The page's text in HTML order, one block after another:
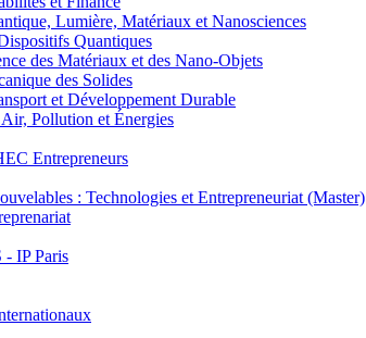
Lumière, Matériaux et Nanosciences
Quantiques
des Matériaux et des Nano-Objets
des Solides
et Développement Durable
Pollution et Énergies
Entrepreneurs
: Technologies et Entrepreneuriat (Master)
IP Paris